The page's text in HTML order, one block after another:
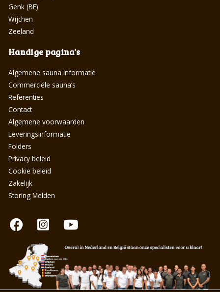
Genk (BE)
Wijchen
Zeeland
Handige pagina's
Algemene sauna informatie
Commerciële sauna’s
Referenties
Contact
Algemene voorwaarden
Leveringsinformatie
Folders
Privacy beleid
Cookie beleid
Zakelijk
Storing Melden